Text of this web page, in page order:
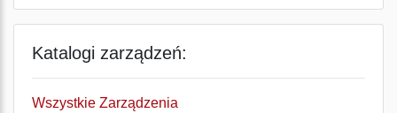
Katalogi zarządzeń:
Wszystkie Zarządzenia